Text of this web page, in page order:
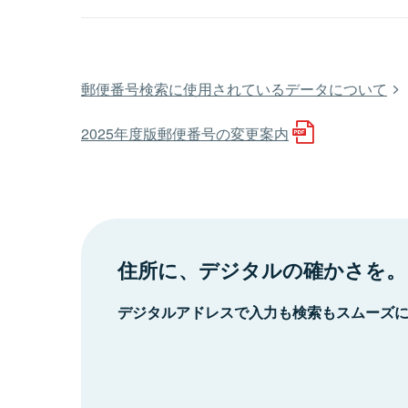
郵便番号検索に使用されているデータについて
2025年度版郵便番号の変更案内
住所に、デジタルの確かさを。
デジタルアドレスで入力も検索もスムーズ